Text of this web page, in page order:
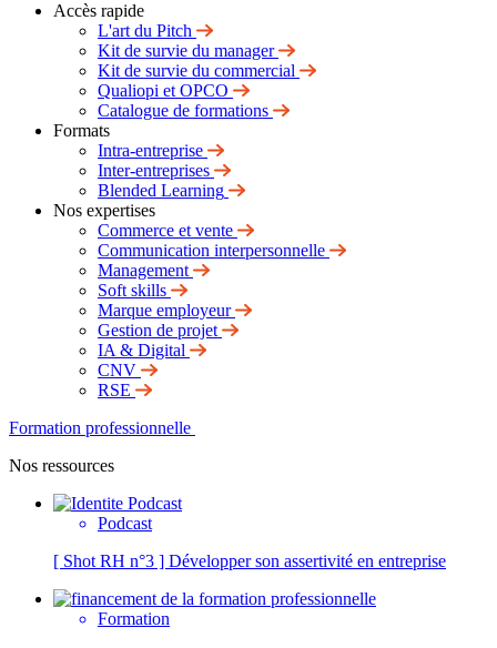
Accès rapide
L'art du Pitch
Kit de survie du manager
Kit de survie du commercial
Qualiopi et OPCO
Catalogue de formations
Formats
Intra-entreprise
Inter-entreprises
Blended Learning
Nos expertises
Commerce et vente
Communication interpersonnelle
Management
Soft skills
Marque employeur
Gestion de projet
IA & Digital
CNV
RSE
Formation professionnelle
Nos ressources
Podcast
[ Shot RH n°3 ] Développer son assertivité en entreprise
Formation